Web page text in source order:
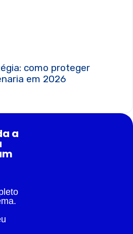
como proteger
em 2026
a